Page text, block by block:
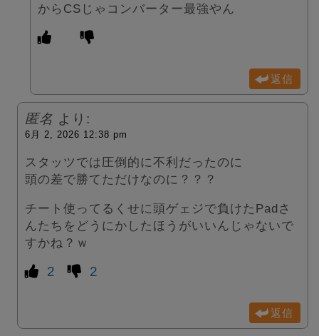
からCSじゃコンバーター最強やん
返信
匿名 より:
6月 2, 2026 12:38 pm
スタッツでは圧倒的に不利だったのに
頭の差で勝てただけなのに？？？
チート使ってるくせに頭ゲェジで負けたPadさ
んたちをどうにかしたほうがいいんじゃないで
すかね？ｗ
2 2
返信